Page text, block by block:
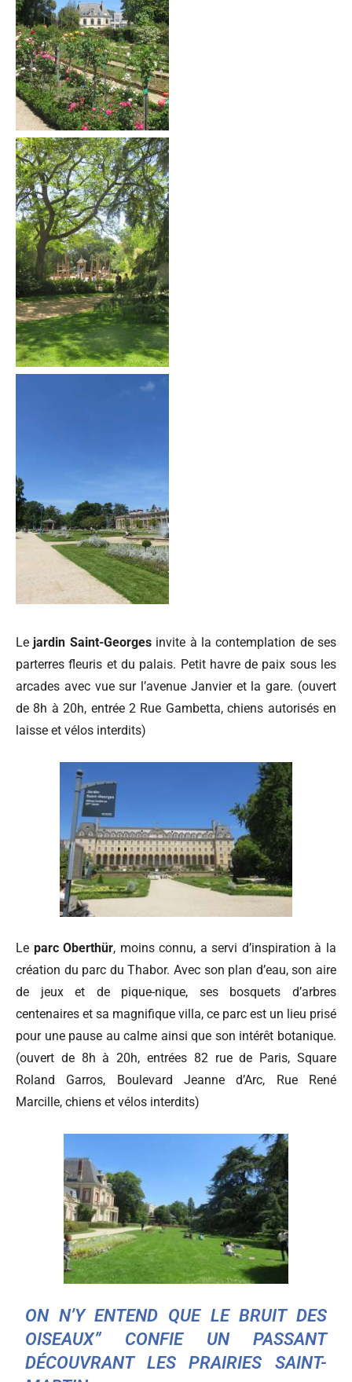
Le jardin Saint-Georgesinvite à la contemplation de ses
parterres fleuris et du palais. Petit havre de paix sous les
arcades avec vue sur l’avenue Janvier et la gare. (ouvert
de 8h à 20h, entrée 2 Rue Gambetta, chiens autorisés en
laisse et vélos interdits)
Le parc Oberthür, moins connu, a servi d’inspiration à la
création du parc du Thabor. Avec son plan d’eau, son aire
de jeux et de pique-nique, ses bosquets d’arbres
centenaires et sa magnifique villa, ce parc est un lieu prisé
pour une pause au calme ainsi que son intérêt botanique.
(ouvert de 8h à 20h, entrées 82 rue de Paris, Square
Roland Garros, Boulevard Jeanne d’Arc, Rue René
Marcille, chiens et vélos interdits)
ON N’Y ENTEND QUE LE BRUIT DES
OISEAUX” CONFIE UN PASSANT
DÉCOUVRANT LES PRAIRIES SAINT-